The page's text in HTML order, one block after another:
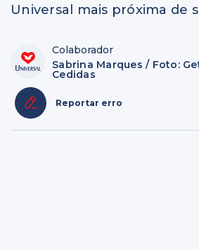
Universal mais próxima de
Colaborador
Sabrina Marques / Foto:
Cedidas
Reportar erro